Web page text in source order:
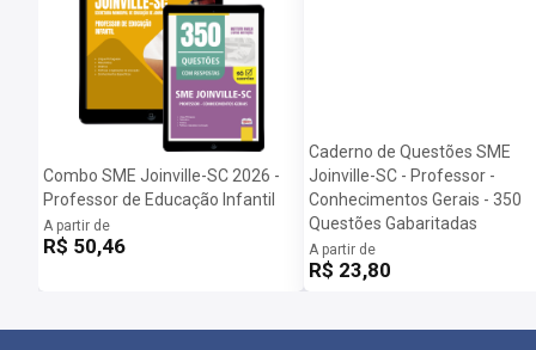
Combo SME Joinville-SC 2026 -
Professor de Educação Infantil
A partir de
R$ 50,46
Caderno de Questões SME
Joinville-SC - Professor -
Conhecimentos Gerais - 350
Questões Gabaritadas
A partir de
R$ 23,80